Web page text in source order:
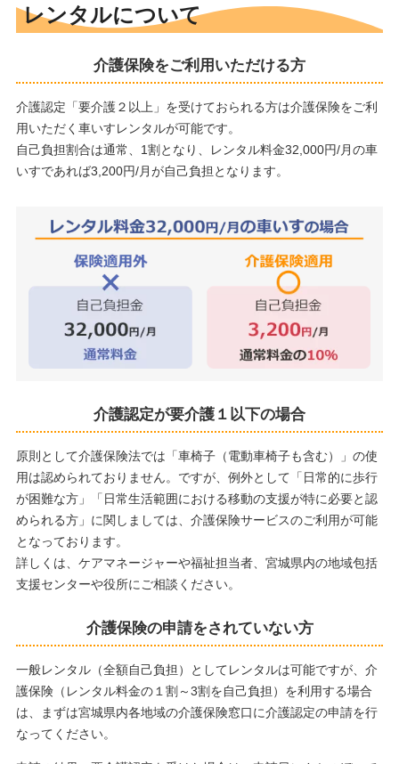
レンタルについて
介護保険をご利用いただける方
介護認定「要介護２以上」を受けておられる方は介護保険をご利
用いただく車いすレンタルが可能です。
自己負担割合は通常、1割となり、レンタル料金32,000円/月の車
いすであれば3,200円/月が自己負担となります。
介護認定が要介護１以下の場合
原則として介護保険法では「車椅子（電動車椅子も含む）」の使
用は認められておりません。ですが、例外として「日常的に歩行
が困難な方」「日常生活範囲における移動の支援が特に必要と認
められる方」に関しましては、介護保険サービスのご利用が可能
となっております。
詳しくは、ケアマネージャーや福祉担当者、宮城県内の地域包括
支援センターや役所にご相談ください。
介護保険の申請をされていない方
一般レンタル（全額自己負担）としてレンタルは可能ですが、介
護保険（レンタル料金の１割～3割を自己負担）を利用する場合
は、まずは宮城県内各地域の介護保険窓口に介護認定の申請を行
なってください。